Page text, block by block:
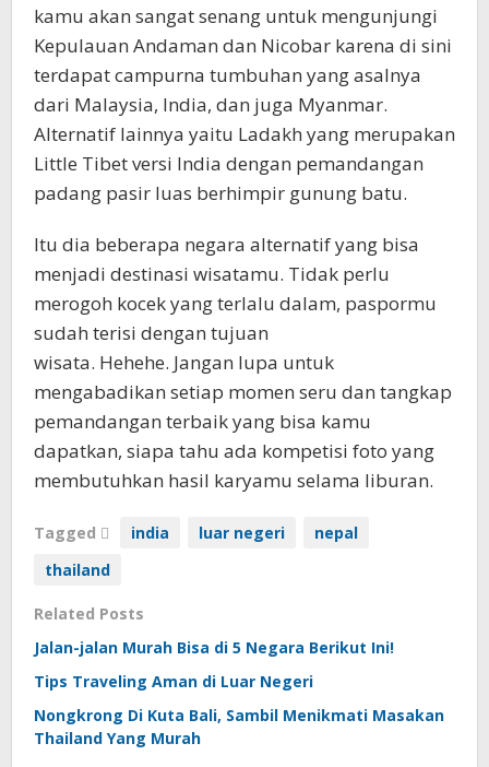
kamu akan sangat senang untuk mengunjungi
Kepulauan Andaman dan Nicobar karena di sini
terdapat campurna tumbuhan yang asalnya
dari Malaysia, India, dan juga Myanmar.
Alternatif lainnya yaitu Ladakh yang merupakan
Little Tibet versi India dengan pemandangan
padang pasir luas berhimpir gunung batu.
Itu dia beberapa negara alternatif yang bisa
menjadi destinasi wisatamu. Tidak perlu
merogoh kocek yang terlalu dalam, paspormu
sudah terisi dengan tujuan
wisata. Hehehe. Jangan lupa untuk
mengabadikan setiap momen seru dan tangkap
pemandangan terbaik yang bisa kamu
dapatkan, siapa tahu ada kompetisi foto yang
membutuhkan hasil karyamu selama liburan.
Tagged india luar negeri
nepal
thailand
Related Posts
Jalan-jalan Murah Bisa di 5 Negara Berikut Ini!
Tips Traveling Aman di Luar Negeri
Nongkrong Di Kuta Bali, Sambil Menikmati Masakan
Thailand Yang Murah